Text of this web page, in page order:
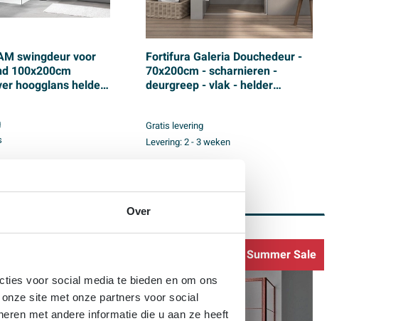
Over
voor social media te bieden en om ons
site met onze partners voor social
met andere informatie die u aan ze heeft
swingdeur voor
100x200cm
hoogglans helder
Fortifura Galeria Douchedeur -
70x200cm - scharnieren -
deurgreep - vlak - helder
Gratis levering
Levering:2 - 3 weken
344,99
Summer Sale